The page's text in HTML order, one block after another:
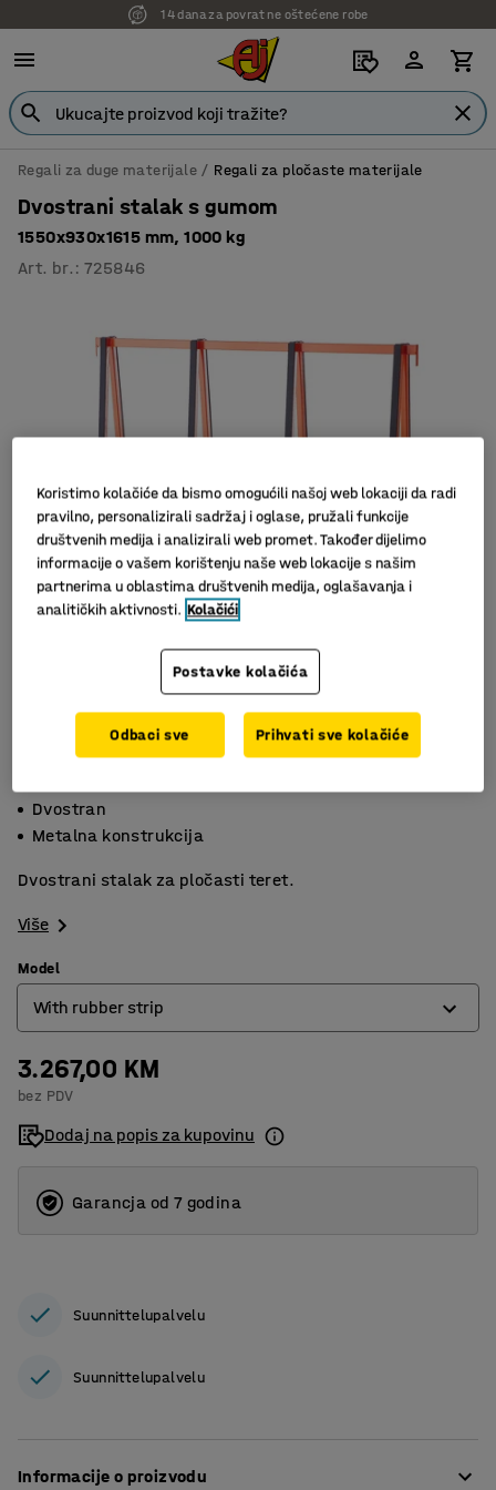
14 dana za povrat ne oštećene robe
Regali za duge materijale Regali za pločaste materijale
Dvostrani stalak s gumom
1550x930x1615 mm, 1000 kg
Art. br. :725846
Dvostran
Metalna konstrukcija
Dvostrani stalak za pločasti teret.
Više
Model
With rubber strip
With rubber strip
Without rubber strip
3.267,00 KM
bez PDV
Dodaj na popis za kupovinu
Garancja od 7 godina
Suunnittelupalvelu
Suunnittelupalvelu
Informacije o proizvodu
Koristimo kolačiće da bismo omogućili našoj web lokaciji da radi
pravilno, personalizirali sadržaj i oglase, pružali funkcije
društvenih medija i analizirali web promet. Također dijelimo
informacije o vašem korištenju naše web lokacije s našim
partnerima u oblastima društvenih medija, oglašavanja i
analitičkih aktivnosti. Kolačići
Postavke kolačića
Odbaci sve Prihvati sve kolačiće